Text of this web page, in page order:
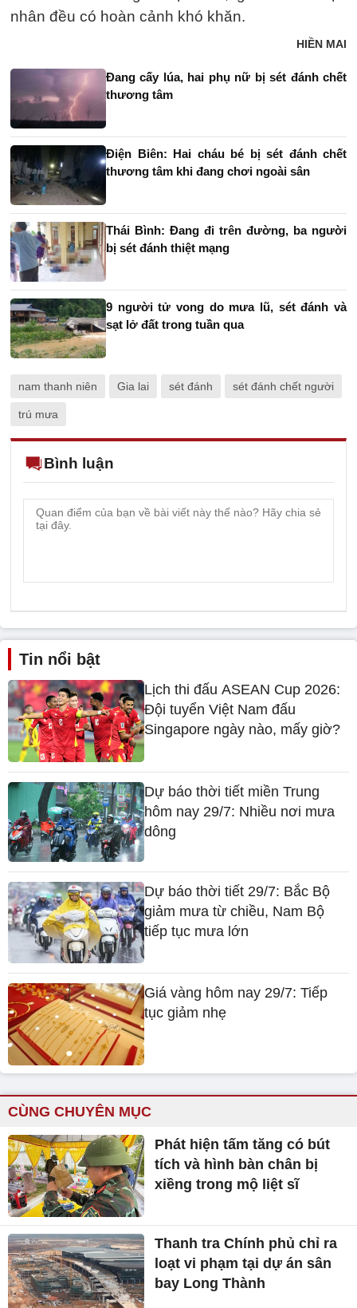
nhân đều có hoàn cảnh khó khăn.
HIỀN MAI
Đang cấy lúa, hai phụ nữ bị sét đánh chết
thương tâm
Điện Biên: Hai cháu bé bị sét đánh chết
thương tâm khi đang chơi ngoài sân
Thái Bình: Đang đi trên đường, ba người
bị sét đánh thiệt mạng
9 người tử vong do mưa lũ, sét đánh và
sạt lở đất trong tuần qua
nam thanh niên Gia lai sét đánh sét đánh chết người
trú mưa
Bình luận
Tin nổi bật
Lịch thi đấu ASEAN Cup 2026:
Đội tuyển Việt Nam đấu
Singapore ngày nào, mấy giờ?
Dự báo thời tiết miền Trung
hôm nay 29/7: Nhiều nơi mưa
dông
Dự báo thời tiết 29/7: Bắc Bộ
giảm mưa từ chiều, Nam Bộ
tiếp tục mưa lớn
Giá vàng hôm nay 29/7: Tiếp
tục giảm nhẹ
CÙNG CHUYÊN MỤC
Phát hiện tấm tăng có bút
tích và hình bàn chân bị
xiềng trong mộ liệt sĩ
Thanh tra Chính phủ chỉ ra
loạt vi phạm tại dự án sân
bay Long Thành